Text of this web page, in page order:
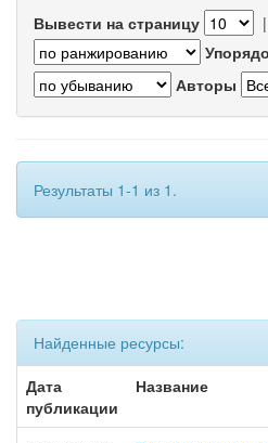
Вывести на страницу |
Авторы
Результаты 1-1 из 1.
Найденные ресурсы:
Дата
публикации
Название